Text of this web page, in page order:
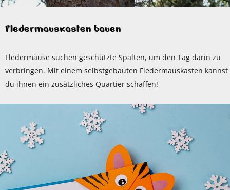
Fledermauskasten bauen
Fledermäuse suchen geschützte Spalten, um den Tag darin zu
verbringen. Mit einem selbstgebauten Fledermauskasten kannst
du ihnen ein zusätzliches Quartier schaffen!